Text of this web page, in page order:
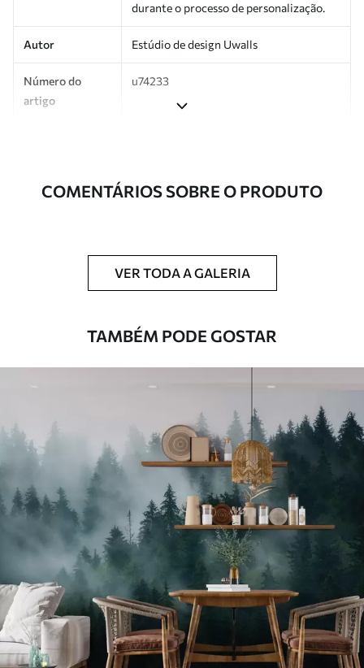
durante o processo de personalização.
Autor Estúdio de design Uwalls
Número do
artigo
u74233
Adicionalmente
Disponível com revestimento de verniz
esponja macia. Murais de parede com
revestimento de verniz podem ser limpos
Aplicação perfeita
Standard
45 .00 €
Premium
56 .67 34 .00 € /m²
Vinil Premium
65.0039 .00 /m²
COMENTÁRIOS SOBRE O PRODUTO
VER TODA A GALERIA
TAMBÉM PODE GOSTAR